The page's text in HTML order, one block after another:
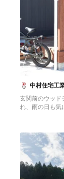
中村住宅工
玄関前のウッド
れ、雨の日も気
Dielen in